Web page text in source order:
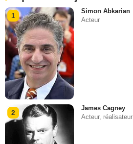
1
Simon Abkarian
Acteur
2
James Cagney
Acteur, réalisateur